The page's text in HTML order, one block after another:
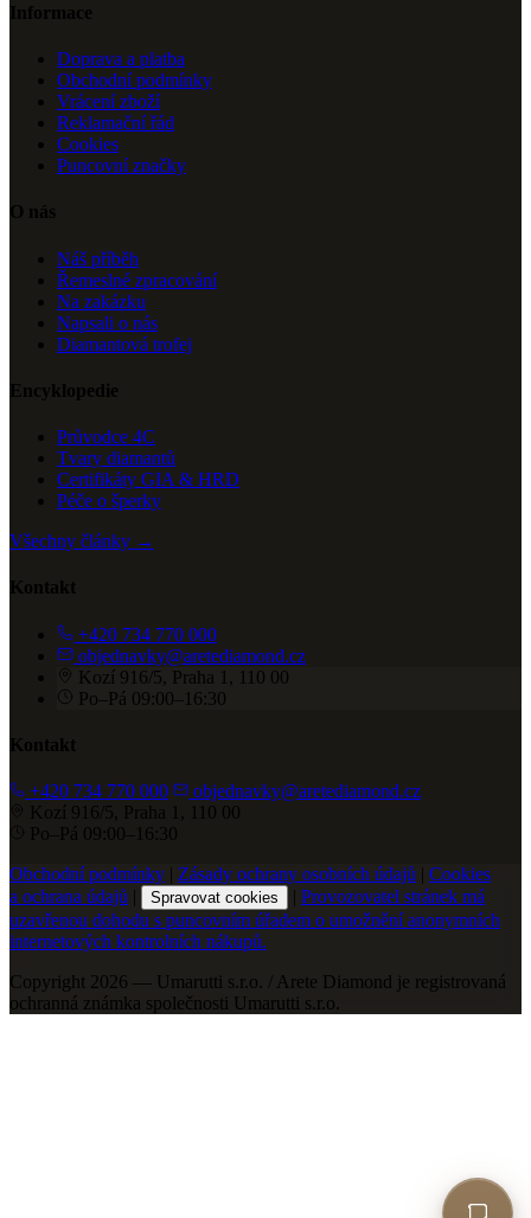
Informace
Doprava a platba
Obchodní podmínky
Vrácení zboží
Reklamační řád
Cookies
Puncovní značky
O nás
Náš příběh
Řemeslné zpracování
Na zakázku
Napsali o nás
Diamantová trofej
Encyklopedie
Průvodce 4C
Tvary diamantů
Certifikáty GIA & HRD
Péče o šperky
Všechny články →
Kontakt
+420 734 770 000
objednavky@aretediamond.cz
Kozí 916/5, Praha 1, 110 00
Po–Pá 09:00–16:30
Kontakt
+420 734 770 000
objednavky@aretediamond.cz
Kozí 916/5, Praha 1, 110 00
Po–Pá 09:00–16:30
Obchodní podmínky | Zásady ochrany osobních údajů | Cookies
a ochrana údajů | Spravovat cookies | Provozovatel stránek má
uzavřenou dohodu s puncovním úřadem o umožnění anonymních
internetových kontrolních nákupů.
Copyright 2026 — Umarutti s.r.o. / Arete Diamond je registrovaná
ochranná známka společnosti Umarutti s.r.o.